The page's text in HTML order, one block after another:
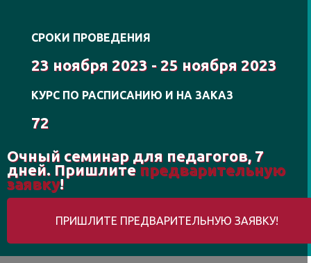
СРОКИ ПРОВЕДЕНИЯ
23 ноября 2023 - 25 ноября 2023
КУРС ПО РАСПИСАНИЮ И НА ЗАКАЗ
72
Очный семинар для педагогов, 7
дней. Пришлите предварительную
заявку!
ПРИШЛИТЕ ПРЕДВАРИТЕЛЬНУЮ ЗАЯВКУ!